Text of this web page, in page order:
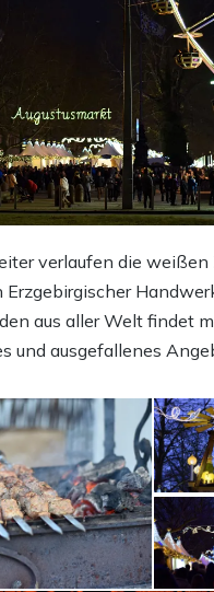
verlaufen die weißen
Erzgebirgischer
aus aller Welt findet
und ausgefallenes